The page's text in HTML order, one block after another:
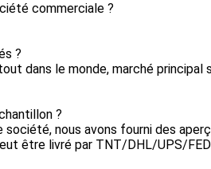
commerciale ?
?
dans le monde, marché principal
?
société, nous avons fourni des
être livré par TNT/DHL/UPS/